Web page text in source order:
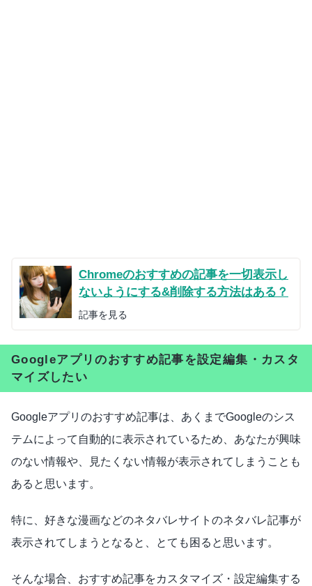
Chromeのおすすめの記事を一切表示し
ないようにする&削除する方法はある？
記事を見る
Googleアプリのおすすめ記事を設定編集・カスタ
マイズしたい
Googleアプリのおすすめ記事は、あくまでGoogleのシス
テムによって自動的に表示されているため、あなたが興味
のない情報や、見たくない情報が表示されてしまうことも
あると思います。
特に、好きな漫画などのネタバレサイトのネタバレ記事が
表示されてしまうとなると、とても困ると思います。
そんな場合、おすすめ記事をカスタマイズ・設定編集する